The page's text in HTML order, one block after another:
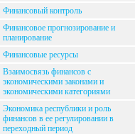
Финансовый контроль
Финансовое прогнозирование и
планирование
Финансовые ресурсы
Взаимосвязь финансов с
экономическими законами и
экономическими категориями
Экономика республики и роль
финансов в ее регулировании в
переходный период